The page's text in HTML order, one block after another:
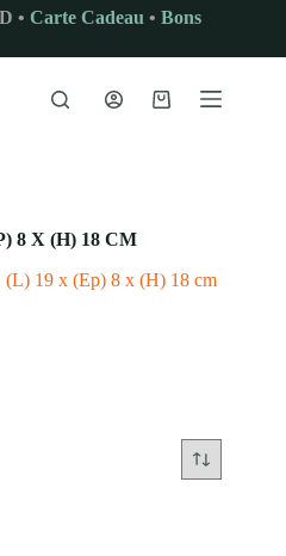
• Carte Cadeau • Bons
Panier
8 X (H) 18 CM
(L) 19 x (Ep) 8 x (H) 18 cm